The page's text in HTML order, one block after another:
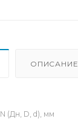
ОПИСАНИЕ
(Дн, D, d), мм